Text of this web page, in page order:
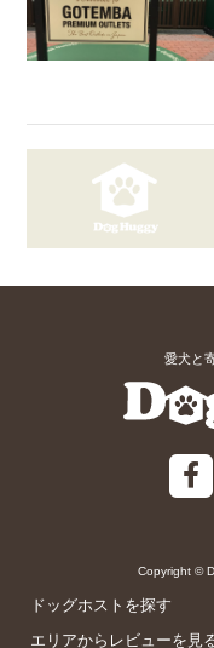
愛犬と
Copyright ©
ドッグホストを探す
エリアからレビューを見